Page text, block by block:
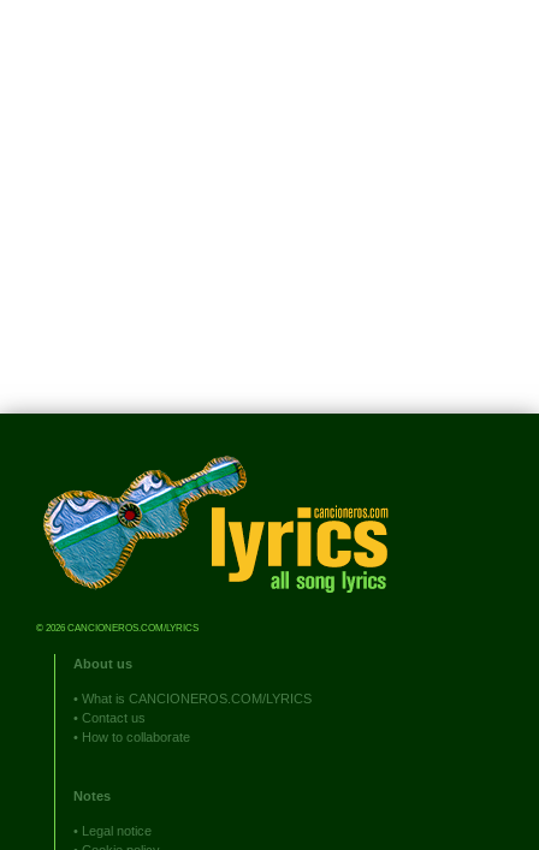
© 2026 CANCIONEROS.COM/LYRICS
About us
• What is CANCIONEROS.COM/LYRICS
• Contact us
• How to collaborate
Notes
• Legal notice